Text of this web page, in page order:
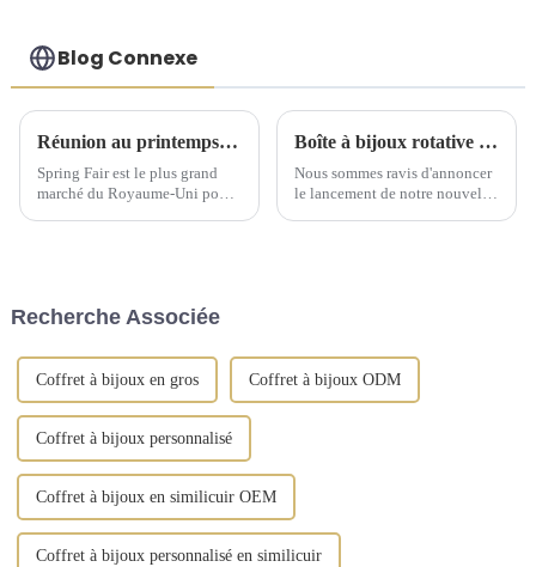
Blog Connexe
Réunion au printemps 2025 du Comité exécutif national de Birmingham
Spring Fair est le plus grand
marché du Royaume-Uni pour
Boîte à bijoux rotative élégante : un incontournable pour chaque collection
Nous sommes ravis d'annoncer
le lancement de notre nouvelle
Recherche Associée
Coffret à bijoux en gros Coffret à bijoux ODM
Coffret à bijoux personnalisé
Coffret à bijoux en similicuir OEM
Coffret à bijoux personnalisé en similicuir